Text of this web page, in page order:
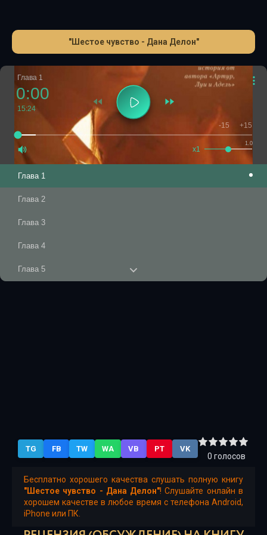
"Шестое чувство - Дана Делон"
Глава 1
0:00
15:24
1.0
x1
-15 +15
Глава 1
Глава 2
Глава 3
Глава 4
Глава 5
Глава 13
Глава 14
Глава 15
TG FB TW WA VB PT VK
0 голосов
Бесплатно хорошего качества слушать полную книгу
"Шестое чувство - Дана Делон"! Слушайте онлайн в
хорошем качестве в любое время с телефона Android,
iPhone или ПК.